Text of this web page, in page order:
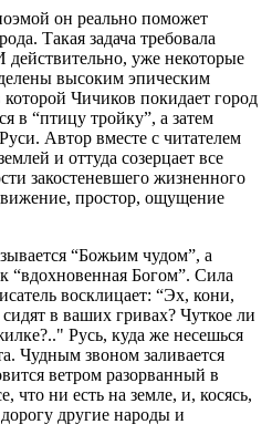
он реально поможет
Такая задача требовала
уже некоторые
высоким эпическим
Чичиков покидает город
в “птицу тройку”, а затем
Автор вместе с читателем
и оттуда созерцает все
закостеневшего жизненного
простор, ощущение
“Божьим чудом”, а
“вдохновенная Богом”. Сила
восклицает: “Эх, кони,
в ваших гривах? Чуткое ли
Русь, куда же несешься
Чудным звоном заливается
ветром разорванный в
что ни есть на земле, и, косясь,
другие народы и